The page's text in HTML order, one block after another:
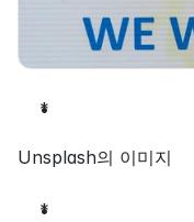
*
Unsplash의 이미지
*